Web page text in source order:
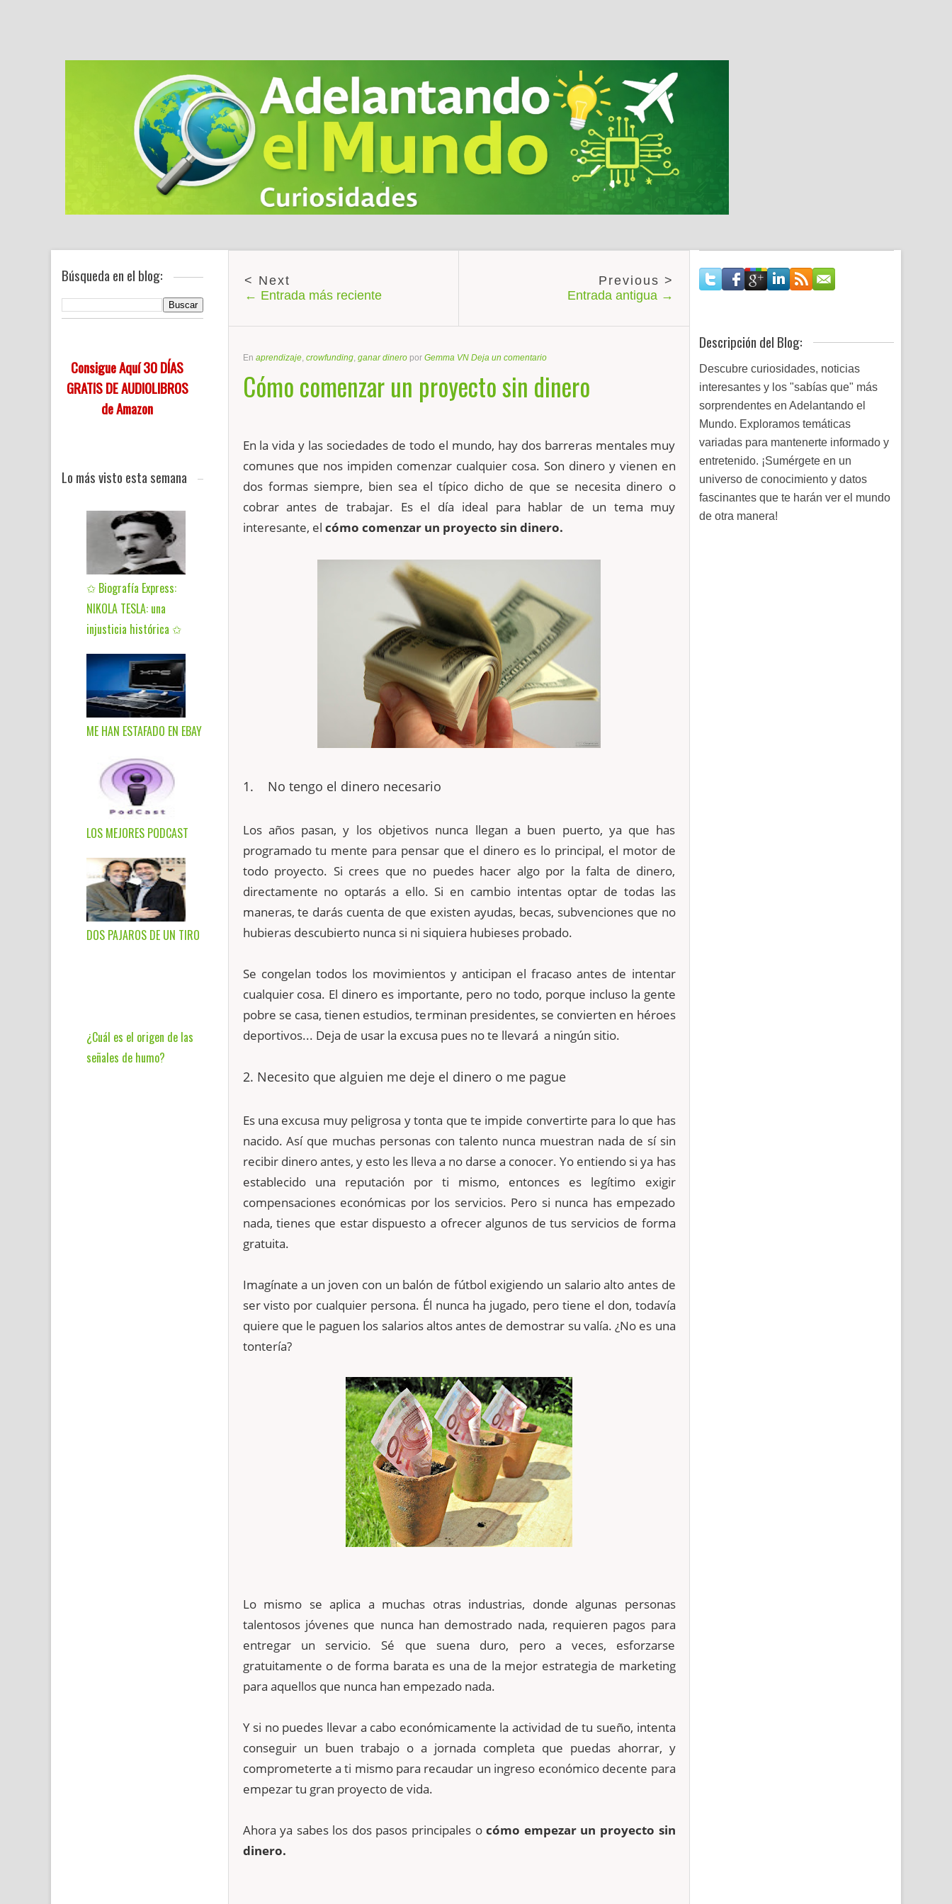
Búsqueda en el blog:
Consigue Aquí 30 DÍAS
GRATIS DE AUDIOLIBROS
de Amazon
Lo más visto esta semana
✩ Biografía Express:
NIKOLA TESLA: una
injusticia histórica ✩
ME HAN ESTAFADO EN EBAY
LOS MEJORES PODCAST
DOS PAJAROS DE UN TIRO
¿Cuál es el origen de las
señales de humo?
← Entrada más reciente Entrada antigua →
En aprendizaje, crowfunding, ganar dinero por Gemma VN Deja un comentario
Cómo comenzar un proyecto sin dinero
En la vida y las sociedades de todo el mundo, hay dos barreras mentales muy
comunes que nos impiden comenzar cualquier cosa. Son dinero y vienen en
dos formas siempre, bien sea el típico dicho de que se necesita dinero o
cobrar antes de trabajar. Es el día ideal para hablar de un tema muy
interesante, el cómo comenzar un proyecto sin dinero.
1. No tengo el dinero necesario
Los años pasan, y los objetivos nunca llegan a buen puerto, ya que has
programado tu mente para pensar que el dinero es lo principal, el motor de
todo proyecto. Si crees que no puedes hacer algo por la falta de dinero,
directamente no optarás a ello. Si en cambio intentas optar de todas las
maneras, te darás cuenta de que existen ayudas, becas, subvenciones que no
hubieras descubierto nunca si ni siquiera hubieses probado.
Se congelan todos los movimientos y anticipan el fracaso antes de intentar
cualquier cosa. El dinero es importante, pero no todo, porque incluso la gente
pobre se casa, tienen estudios, terminan presidentes, se convierten en héroes
deportivos... Deja de usar la excusa pues no te llevará a ningún sitio.
2. Necesito que alguien me deje el dinero o me pague
Es una excusa muy peligrosa y tonta que te impide convertirte para lo que has
nacido. Así que muchas personas con talento nunca muestran nada de sí sin
recibir dinero antes, y esto les lleva a no darse a conocer. Yo entiendo si ya has
establecido una reputación por ti mismo, entonces es legítimo exigir
compensaciones económicas por los servicios. Pero si nunca has empezado
nada, tienes que estar dispuesto a ofrecer algunos de tus servicios de forma
gratuita.
Imagínate a un joven con un balón de fútbol exigiendo un salario alto antes de
ser visto por cualquier persona. Él nunca ha jugado, pero tiene el don, todavía
quiere que le paguen los salarios altos antes de demostrar su valía. ¿No es una
tontería?
Lo mismo se aplica a muchas otras industrias, donde algunas personas
talentosos jóvenes que nunca han demostrado nada, requieren pagos para
entregar un servicio. Sé que suena duro, pero a veces, esforzarse
gratuitamente o de forma barata es una de la mejor estrategia de marketing
para aquellos que nunca han empezado nada.
Y si no puedes llevar a cabo económicamente la actividad de tu sueño, intenta
conseguir un buen trabajo o a jornada completa que puedas ahorrar, y
comprometerte a ti mismo para recaudar un ingreso económico decente para
empezar tu gran proyecto de vida.
Ahora ya sabes los dos pasos principales ocómo empezar un proyecto sin
dinero.
Descripción del Blog:
Descubre curiosidades, noticias
interesantes y los "sabías que" más
sorprendentes en Adelantando el
Mundo. Exploramos temáticas
variadas para mantenerte informado y
entretenido. ¡Sumérgete en un
universo de conocimiento y datos
fascinantes que te harán ver el mundo
de otra manera!